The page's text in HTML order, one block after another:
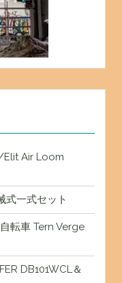
Air Loom
式一式セット
転車 Tern Verge
DB101WCL＆